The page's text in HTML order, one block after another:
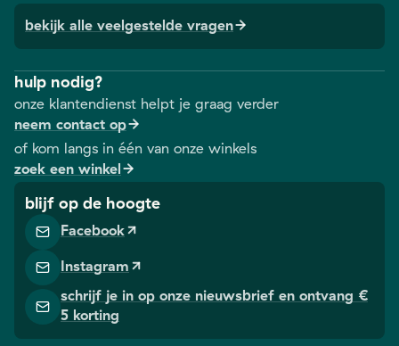
bekijk alle veelgestelde vragen
hulp nodig?
onze klantendienst helpt je graag verder
neem contact op
of kom langs in één van onze winkels
zoek een winkel
blijf op de hoogte
Facebook
Instagram
schrijf je in op onze nieuwsbrief en ontvang €
5 korting